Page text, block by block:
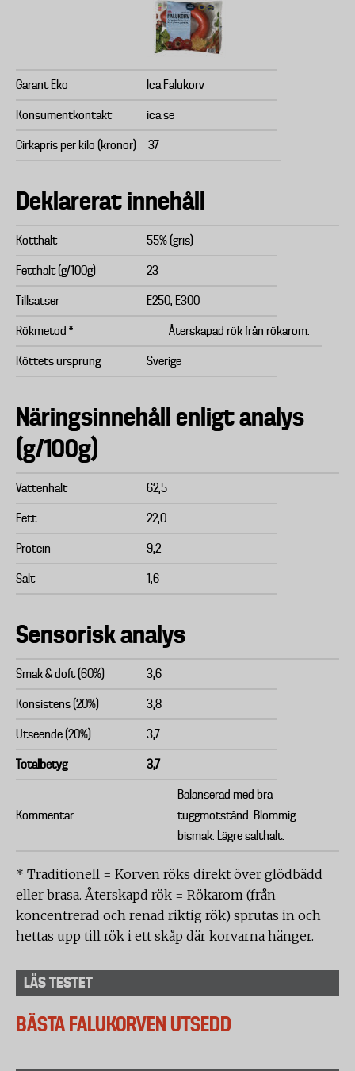
Garant Eko Ica Falukorv
Konsumentkontakt ica.se
Cirkapris per kilo (kronor) 37
Deklarerat innehåll
Kötthalt 55% (gris)
Fetthalt (g/100g) 23
Tillsatser E250, E300
Rökmetod * Återskapad rök från rökarom.
Köttets ursprung Sverige
Näringsinnehåll enligt analys
(g/100g)
Vattenhalt 62,5
Fett 22,0
Protein 9,2
Salt 1,6
Sensorisk analys
Smak & doft (60%) 3,6
Konsistens (20%) 3,8
Utseende (20%) 3,7
Totalbetyg 3,7
Kommentar
Balanserad med bra
tuggmotstånd. Blommig
bismak. Lägre salthalt.
* Traditionell = Korven röks direkt över glödbädd
eller brasa. Återskapd rök = Rökarom (från
koncentrerad och renad riktig rök) sprutas in och
hettas upp till rök i ett skåp där korvarna hänger.
LÄS TESTET
BÄSTA FALUKORVEN UTSEDD